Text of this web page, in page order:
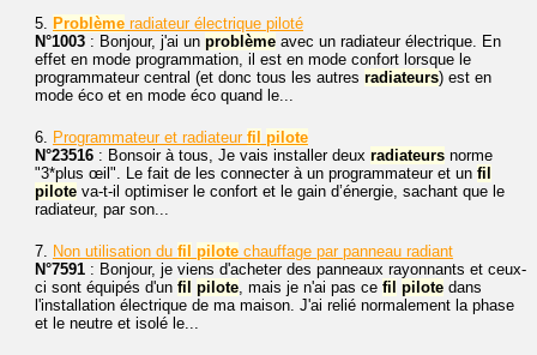
5. Problème radiateur électrique piloté
N°1003 : Bonjour, j'ai un problème avec un radiateur électrique. En
effet en mode programmation, il est en mode confort lorsque le
programmateur central (et donc tous les autres radiateurs) est en
mode éco et en mode éco quand le...
6. Programmateur et radiateur fil pilote
N°23516 : Bonsoir à tous, Je vais installer deux radiateurs norme
"3*plus œil". Le fait de les connecter à un programmateur et un fil
pilote va-t-il optimiser le confort et le gain d’énergie, sachant que le
radiateur, par son...
7. Non utilisation du fil pilote chauffage par panneau radiant
N°7591 : Bonjour, je viens d'acheter des panneaux rayonnants et ceux-
ci sont équipés d'un fil pilote, mais je n'ai pas ce fil pilote dans
l'installation électrique de ma maison. J'ai relié normalement la phase
et le neutre et isolé le...